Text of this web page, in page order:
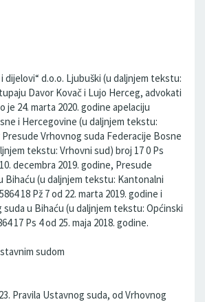
dijelovi“ d.o.o. Ljubuški (u daljnjem tekstu:
Davor Kovač i Lujo Herceg, advokati
je 24. marta 2020. godine apelaciju
i Hercegovine (u daljnjem tekstu:
Vrhovnog suda Federacije Bosne
tekstu: Vrhovni sud) broj 17 0 Ps
decembra 2019. godine, Presude
Bihaću (u daljnjem tekstu: Kantonalni
18 Pž 7 od 22. marta 2019. godine i
u Bihaću (u daljnjem tekstu: Općinski
17 Ps 4 od 25. maja 2018. godine.
sudom
Pravila Ustavnog suda, od Vrhovnog